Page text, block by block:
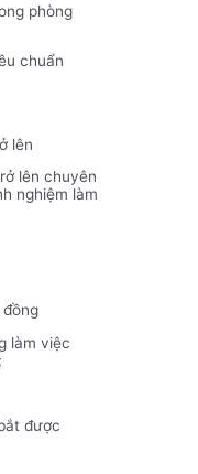
phòng
chuẩn
lên
lên chuyên
nghiệm làm
làm việc
được